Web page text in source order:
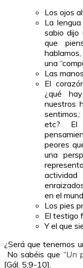
Los ojos
La
sabio dijo
que
una
Las
El
¿qué
nuestros
etc? El
peores
una
actividad
en el
Los pies
El testigo
Y el que
¿Será que tenemos
No sabéis que “Un
[Gál. 5:9-10].